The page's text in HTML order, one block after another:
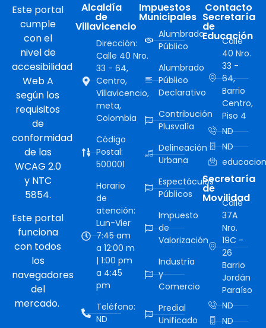
Este portal
cumple
con el
nivel de
accesibilidad
Web A
según los
requisitos
de
conformidad
de las
WCAG 2.0
y NTC
5854.
Este portal
funciona
con todos
los
navegadores
del
mercado.
Alcaldía
de
Villavicencio
Dirección:
Calle 40 Nro.
33 - 64,
Centro,
Villavicencio,
meta,
Colombia
Código
Postal:
500001
Horario
de
atención:
Lun-Vier
7:45 am
a 12:00 m
| 1:00 pm
a 4:45
pm
Teléfono:
ND
Impuestos
Municipales
Alumbrado
Público
Alumbrado
Público
Declarativo
Contribución
Plusvalía
Delineación
Urbana
Espectáculos
Públicos
Impuesto
de
Valorización
Industría
y
Comercio
Predial
Unificado
Contacto
Secretaría
de
Educación
Calle
40 Nro.
33 -
64,
Barrio
Centro,
Piso 4
ND
ND
Secretaría
de
Movilidad
Calle
37A
Nro.
19C -
26
Barrio
Jordán
Paraíso
ND
ND